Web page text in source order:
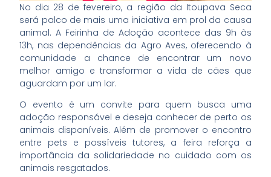
No dia 28 de fevereiro, a região da Itoupava Seca
será palco de mais uma iniciativa em prol da causa
animal. A Feirinha de Adoção acontece das 9h às
13h, nas dependências da Agro Aves, oferecendo à
comunidade a chance de encontrar um novo
melhor amigo e transformar a vida de cães que
aguardam por um lar.
O evento é um convite para quem busca uma
adoção responsável e deseja conhecer de perto os
animais disponíveis. Além de promover o encontro
entre pets e possíveis tutores, a feira reforça a
importância da solidariedade no cuidado com os
animais resgatados.